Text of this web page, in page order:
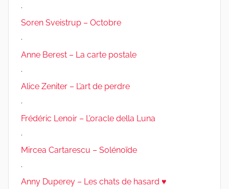
.
Soren Sveistrup – Octobre
.
Anne Berest – La carte postale
.
Alice Zeniter – L’art de perdre
.
Frédéric Lenoir – L’oracle della Luna
.
Mircea Cartarescu – Solénoïde
.
Anny Duperey – Les chats de hasard ♥